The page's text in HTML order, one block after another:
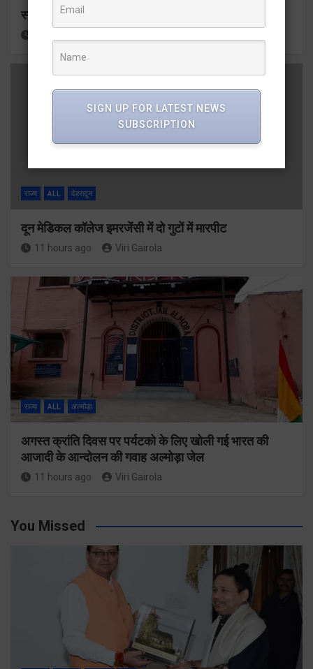
स्नान के दौरान कांवडिया तेज बहाव की चपेट में आकर बहा
राज्य ALL देहरादून
दून मेडिकल कॉलेज इमरजेंसी में दो गुटों में मारपीट
11 hours ago Viri Gairola
राज्य ALL अल्मोड़ा
अगस्त क्रांति दिवस पर पर्यटको के लिए खोली गई भारत की
आजादी के आन्दोलन की गवाह अल्मोड़ा जेल
11 hours ago Viri Gairola
You Missed
SIGN UP FOR LATEST NEWS
SUBSCRIPTION